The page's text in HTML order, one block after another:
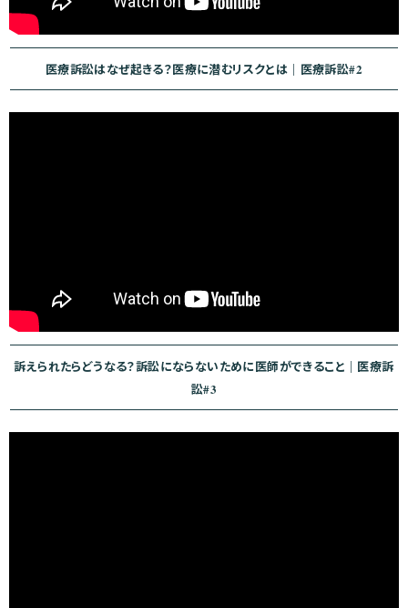
医療訴訟はなぜ起きる？医療に潜むリスクとは｜医療訴訟#2
訴えられたらどうなる？訴訟にならないために医師ができること｜医療訴
訟#3